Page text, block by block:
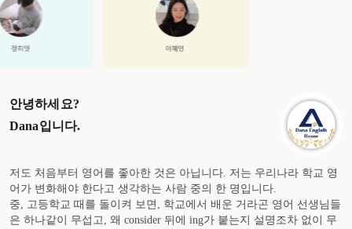
안녕하세요?
Dana입니다.
저도 처음부터 영어를 좋아한 것은 아닙니다. 저는 우리나라 학교 영
어가 변화해야 한다고 생각하는 사람 중의 한 명입니다.
중, 고등학교 때를 돌이켜 보면, 학교에서 배운 거라곤 영어 선생님들
은 하나같이 무섭고, 왜 consider 뒤에 ing가 붙는지 설명조차 없이 무